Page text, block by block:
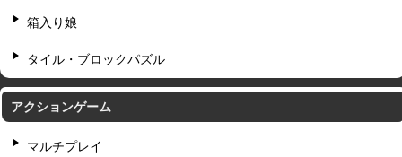
箱入り娘
タイル・ブロックパズル
アクションゲーム
マルチプレイ